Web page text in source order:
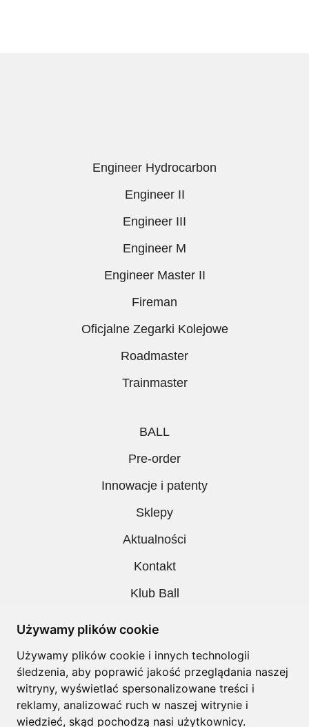
Używamy plików cookie
Używamy plików cookie i innych technologii
śledzenia, aby poprawić jakość przeglądania naszej
witryny, wyświetlać spersonalizowane treści i
reklamy, analizować ruch w naszej witrynie i
wiedzieć, skąd pochodzą nasi użytkownicy.
Engineer Hydrocarbon
Engineer II
Engineer III
Engineer M
Engineer Master II
Fireman
Oficjalne Zegarki Kolejowe
Roadmaster
Trainmaster
BALL
Pre-order
Innowacje i patenty
Sklepy
Aktualności
Kontakt
Klub Ball
Regulamin